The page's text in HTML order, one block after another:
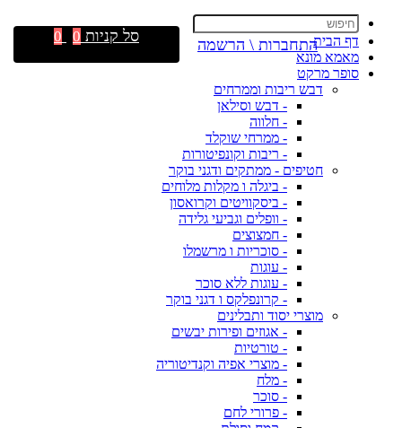
דף הבית
מאמא מונא
סופר מרקט
דבש ריבות וממרחים
- דבש וסילאן
- חלווה
- ממרחי שוקלד
- ריבות וקונפיטורות
חטיפים - ממתקים ודגני בוקר
- ביגלה ו מקלות מלוחים
- ביסקוויטים וקרואסון
- וופלים וגביעי גלידה
- חמצוצים
- סוכריות ו מרשמלו
- עוגות
- עוגות ללא סוכר
- קרונפלקס ו דגני בוקר
מוצרי יסוד ותבלינים
- אגוזים ופירות יבשים
- טורטיות
- מוצרי אפיה וקנדיטוריה
- מלח
- סוכר
- פרורי לחם
התחברות \ הרשמה סל קניות 0
0